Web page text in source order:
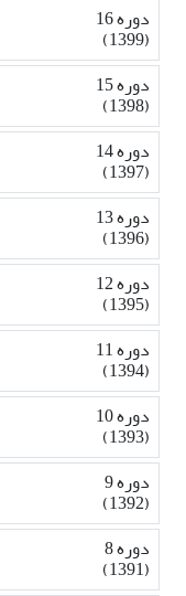
دوره 16
(1399)
دوره 15
(1398)
دوره 14
(1397)
دوره 13
(1396)
دوره 12
(1395)
دوره 11
(1394)
دوره 10
(1393)
دوره 9
(1392)
دوره 8
(1391)